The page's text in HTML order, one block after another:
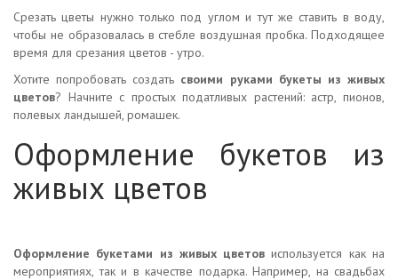
Срезать цветы нужно только под углом и тут же ставить в воду,
чтобы не образовалась в стебле воздушная пробка. Подходящее
время для срезания цветов - утро.
Хотите попробовать создать своими руками букеты из живых
цветов? Начните с простых податливых растений: астр, пионов,
полевых ландышей, ромашек.
Оформление букетов из
живых цветов
Оформление букетами из живых цветов используется как на
мероприятиях, так и в качестве подарка. Например, на свадьбах